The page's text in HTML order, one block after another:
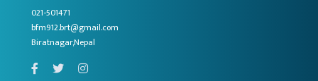
021-501471
bfm912.brt@gmail.com
Biratnagar,Nepal